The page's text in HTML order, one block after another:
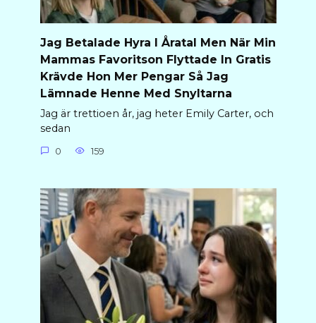
Jag Betalade Hyra I Åratal Men När Min
Mammas Favoritson Flyttade In Gratis
Krävde Hon Mer Pengar Så Jag
Lämnade Henne Med Snyltarna
Jag är trettioen år, jag heter Emily Carter, och
sedan
0 159